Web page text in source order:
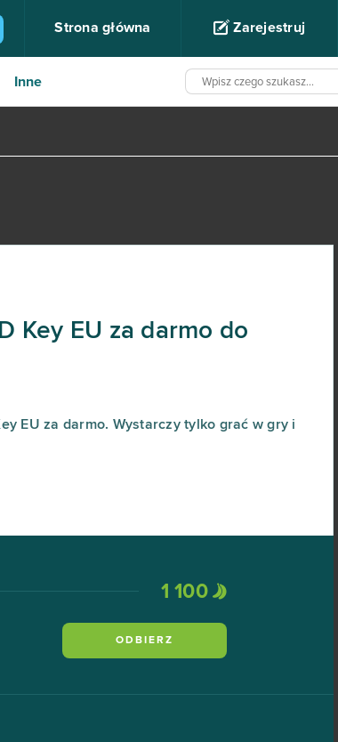
Strona główna Zarejestruj
Inne
Key EU za darmo do
EU za darmo. Wystarczy tylko grać w gry i
1 100
ODBIERZ